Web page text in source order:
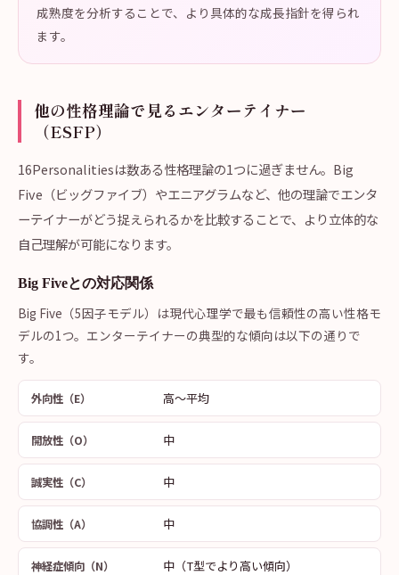
成熟度を分析することで、より具体的な成長指針を得られ
ます。
他の性格理論で見るエンターテイナー
（ESFP）
16Personalitiesは数ある性格理論の1つに過ぎません。Big
Five（ビッグファイブ）やエニアグラムなど、他の理論でエンタ
ーテイナーがどう捉えられるかを比較することで、より立体的な
自己理解が可能になります。
Big Fiveとの対応関係
Big Five（5因子モデル）は現代心理学で最も信頼性の高い性格モ
デルの1つ。エンターテイナーの典型的な傾向は以下の通りで
す。
外向性（E） 高〜平均
開放性（O） 中
誠実性（C） 中
協調性（A） 中
神経症傾向（N） 中（T型でより高い傾向）